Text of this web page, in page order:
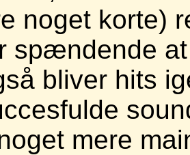
noget korte)
spændende
bliver hits
mere